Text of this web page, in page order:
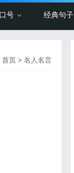
号 经典句子
首页 > 名人名言